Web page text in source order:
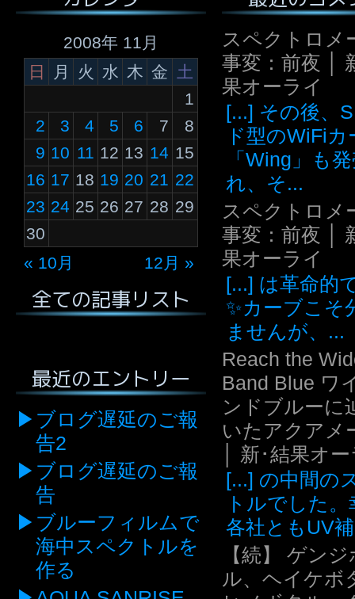
2008年 11月
日
月 火 水 木 金 土
« 10月 12月 »
1
2
3 4 5 6 7
8
9 10 11 12 13 14 15
16 17 18 19 20 21 22
23 24 25 26 27 28 29
30
全ての記事リスト
最近のエントリー
ブログ遅延のご報
告2
ブログ遅延のご報
告
ブルーフィルムで
海中スペクトルを
作る
スペクトロメ
事変：前夜 │
果オーライ
[...] その後、
ド型のWiFiカ
「Wing」も
れ、そ...
スペクトロメ
事変：前夜 │
果オーライ
[...] は革命的
✨カーブこそ
ませんが、...
Reach the
Band Blue ワ
ンドブルーに
いたアクアメ
│ 新･結果オ
[...] の中間の
トルでした
各社ともUV
【続】 ゲン
ル、ヘイケボ